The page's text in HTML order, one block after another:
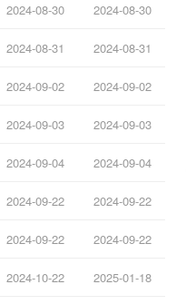
2024-08-30 2024-08-30
2024-08-31 2024-08-31
2024-09-02 2024-09-02
2024-09-03 2024-09-03
2024-09-04 2024-09-04
2024-09-22 2024-09-22
2024-09-22 2024-09-22
2024-10-22 2025-01-18